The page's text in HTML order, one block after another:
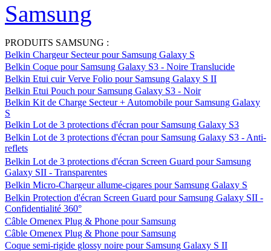
Samsung
PRODUITS SAMSUNG :
Belkin Chargeur Secteur pour Samsung Galaxy S
Belkin Coque pour Samsung Galaxy S3 - Noire Translucide
Belkin Etui cuir Verve Folio pour Samsung Galaxy S II
Belkin Etui Pouch pour Samsung Galaxy S3 - Noir
Belkin Kit de Charge Secteur + Automobile pour Samsung Galaxy
S
Belkin Lot de 3 protections d'écran pour Samsung Galaxy S3
Belkin Lot de 3 protections d'écran pour Samsung Galaxy S3 - Anti-
reflets
Belkin Lot de 3 protections d'écran Screen Guard pour Samsung
Galaxy SII - Transparentes
Belkin Micro-Chargeur allume-cigares pour Samsung Galaxy S
Belkin Protection d'écran Screen Guard pour Samsung Galaxy SII -
Confidentialité 360°
Câble Omenex Plug & Phone pour Samsung
Câble Omenex Plug & Phone pour Samsung
Coque semi-rigide glossy noire pour Samsung Galaxy S II